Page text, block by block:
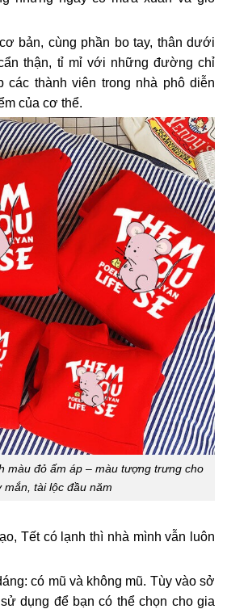
bản, cùng phần bo tay, thân dưới
thận, tỉ mỉ với những đường chỉ
các thành viên trong nhà phô diễn
của cơ thể.
màu đỏ ấm áp – màu tượng trưng cho
mắn, tài lộc đầu năm
Tết có lạnh thì nhà mình vẫn luôn
có mũ và không mũ. Tùy vào sở
dụng để bạn có thể chọn cho gia